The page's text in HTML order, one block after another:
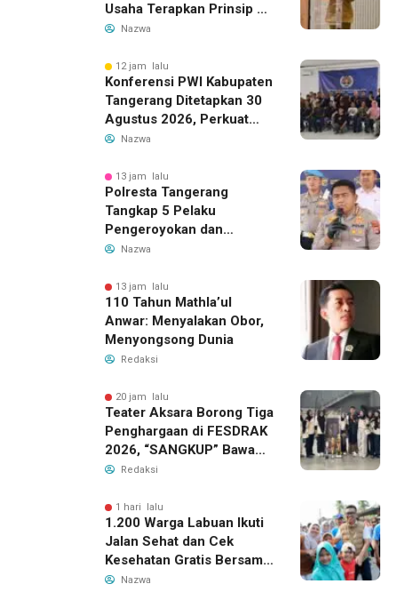
Usaha Terapkan Prinsip 3R
dalam Pengelolaan Limbah
Nazwa
12 jam lalu
Konferensi PWI Kabupaten
Tangerang Ditetapkan 30
Agustus 2026, Perkuat
Demokrasi dan Soliditas
Nazwa
13 jam lalu
Polresta Tangerang
Tangkap 5 Pelaku
Pengeroyokan dan
Kekerasan Seksual di
Nazwa
13 jam lalu
110 Tahun Mathla’ul
Anwar: Menyalakan Obor,
Menyongsong Dunia
Redaksi
20 jam lalu
Teater Aksara Borong Tiga
Penghargaan di FESDRAK
2026, “SANGKUP” Bawa
Pulang Juara 2 Grup
Redaksi
1 hari lalu
1.200 Warga Labuan Ikuti
Jalan Sehat dan Cek
Kesehatan Gratis Bersama
Gubernur Banten
Nazwa